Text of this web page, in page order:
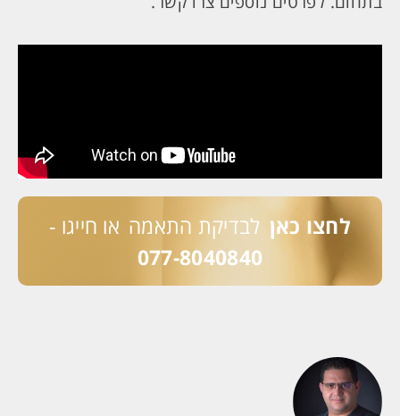
לחצו כאן לבדיקת התאמה או חייגו -
077-8040840